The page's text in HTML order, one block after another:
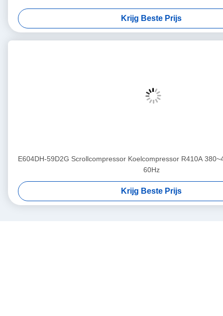
Krijg Beste Prijs
E604DH-59D2G Scrollcompressor Koelcompressor R410A
60Hz
Krijg Beste Prijs